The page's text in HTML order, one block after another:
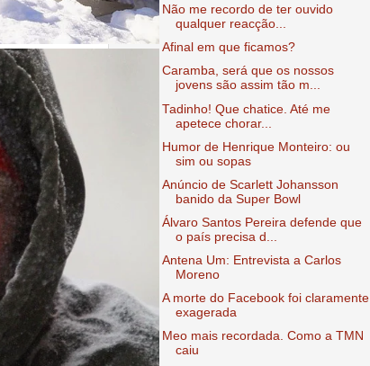
Não me recordo de ter ouvido
qualquer reacção...
Afinal em que ficamos?
Caramba, será que os nossos
jovens são assim tão m...
Tadinho! Que chatice. Até me
apetece chorar...
Humor de Henrique Monteiro: ou
sim ou sopas
Anúncio de Scarlett Johansson
banido da Super Bowl
Álvaro Santos Pereira defende que
o país precisa d...
Antena Um: Entrevista a Carlos
Moreno
A morte do Facebook foi claramente
exagerada
Meo mais recordada. Como a TMN
caiu